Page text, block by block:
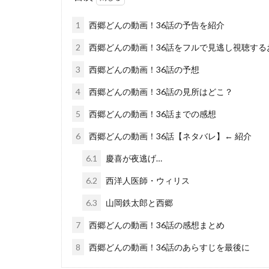
1 西郷どんの動画！36話の予告を紹介
2 西郷どんの動画！36話をフルで見逃し視聴す
3 西郷どんの動画！36話の予想
4 西郷どんの動画！36話の見所はどこ？
5 西郷どんの動画！36話までの感想
6 西郷どんの動画！36話【ネタバレ】← 紹介
6.1 慶喜が夜逃げ…
6.2 西洋人医師・ウィリス
6.3 山岡鉄太郎と西郷
7 西郷どんの動画！36話の感想まとめ
8 西郷どんの動画！36話のあらすじを最後に